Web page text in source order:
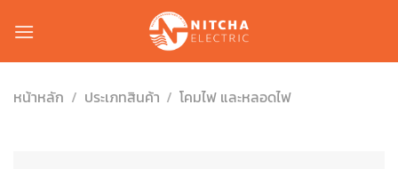
หน้าหลัก / ประเภทสินค้า / โคมไฟ และหลอดไฟ